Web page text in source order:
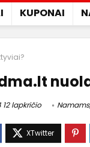
KUPONAI
12 lapkričio Namams